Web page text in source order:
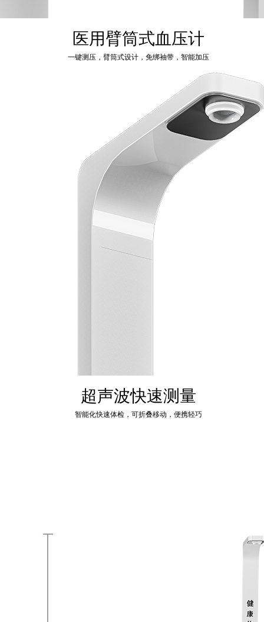
医用臂筒式血压计
一键测压，臂筒式设计，免绑袖带，智能加压
超声波快速测量
智能化快速体检，可折叠移动，便携轻巧